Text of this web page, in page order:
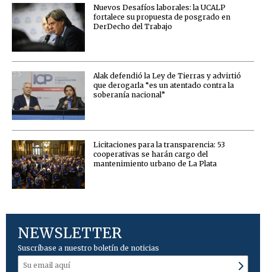
Nuevos Desafíos laborales: la UCALP
fortalece su propuesta de posgrado en
DerDecho del Trabajo
Alak defendió la Ley de Tierras y advirtió
que derogarla “es un atentado contra la
soberanía nacional”
Licitaciones para la transparencia: 53
cooperativas se harán cargo del
mantenimiento urbano de La Plata
NEWSLETTER
Suscríbase a nuestro boletín de noticias